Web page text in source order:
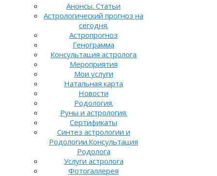
Анонсы. Статьи
Астрологический прогноз на
сегодня.
Астропрогноз
Генограмма
Консультация астролога
Мероприятия
Мои услуги
Натальная карта
Новости
Родология.
Руны и астрология.
Сертификаты
Синтез астрологии и
Родологии.Консультация
Родолога
Услуги астролога
Фотогаллерея